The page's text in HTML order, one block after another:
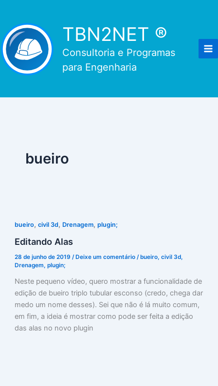
conteúdo
TBN2NET ®
Consultoria e Programas
para Engenharia
bueiro
bueiro, civil 3d, Drenagem, plugin;
Editando Alas
28 de junho de 2019 / Deixe um comentário / bueiro, civil 3d,
Drenagem, plugin;
Neste pequeno vídeo, quero mostrar a funcionalidade de
edição de bueiro triplo tubular esconso (credo, chega dar
medo um nome desses). Sei que não é lá muito comum,
em fim, a ideia é mostrar como pode ser feita a edição
das alas no novo plugin